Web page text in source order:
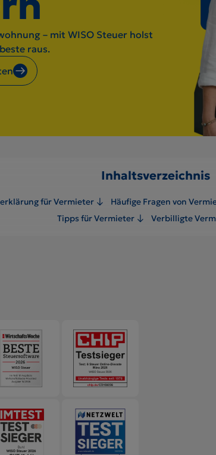
– mit WISO Steuer holst
raus.
Inhaltsverzeichnis
für Vermieter Häufige Fragen von
Tipps für Vermieter
Verbilligte